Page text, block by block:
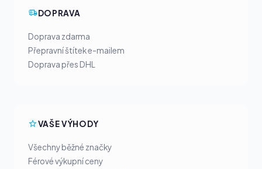
DOPRAVA
Doprava zdarma
Přepravní štítek e-mailem
Doprava přes DHL
VAŠE VÝHODY
Všechny běžné značky
Férové výkupní ceny